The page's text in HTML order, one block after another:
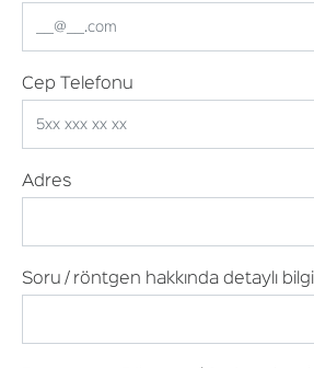
Cep Telefonu
Adres
Soru / röntgen hakkında detaylı bilgi